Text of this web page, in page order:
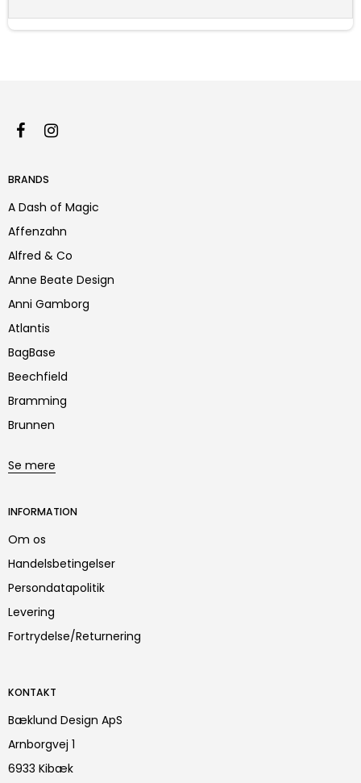
BRANDS
A Dash of Magic
Affenzahn
Alfred & Co
Anne Beate Design
Anni Gamborg
Atlantis
BagBase
Beechfield
Bramming
Brunnen
Se mere
INFORMATION
Om os
Handelsbetingelser
Persondatapolitik
Levering
Fortrydelse/Returnering
KONTAKT
Bæklund Design ApS
Arnborgvej 1
6933 Kibæk